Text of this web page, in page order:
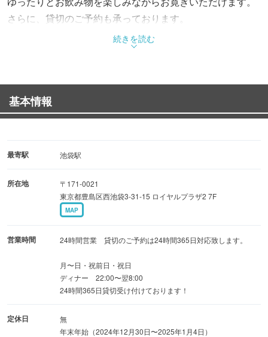
さらに、貸切のご予約も承っております。
最大25名様までの貸切が可能。大切な方々との特別なひと
ときをお愉しみいただけます。
■2H飲み放題付 貸切限定プラン(15名様からご予約承りま
す)貸切全日全時間帯可能！
『ライトプラン』〈全5品〉気軽に貸切で楽しめる3,500
『貸切スタンダードプラン』絶品ローストビーフ肉寿司
ぜひ、お越しいただき、当店自慢の料理と上質なサービス
をご堪能ください。
続きを読む
基本情報
最寄駅 池袋駅
所在地
〒171-0021
東京都豊島区西池袋3-31-15 ロイヤルプラザ2 7F
MAP
営業時間 24時間営業 貸切のご予約は24時間365日対応致します。
月〜日・祝前日・祝日
ディナー 22:00〜翌8:00
24時間365日貸切受け付けております！
定休日
無
年末年始（2024年12月30日〜2025年1月4日）